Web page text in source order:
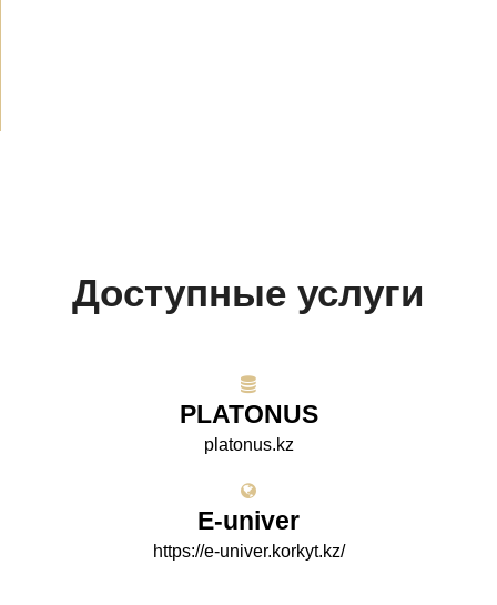
Доступные услуги
PLATONUS
platonus.kz
E-univer
https://e-univer.korkyt.kz/